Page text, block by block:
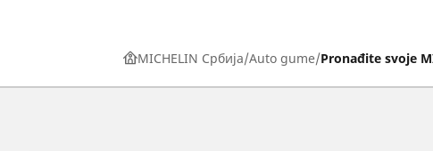
MICHELIN Србија Auto gume Pronađite svoje